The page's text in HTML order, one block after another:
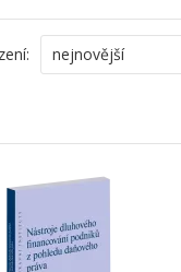
nejnovější